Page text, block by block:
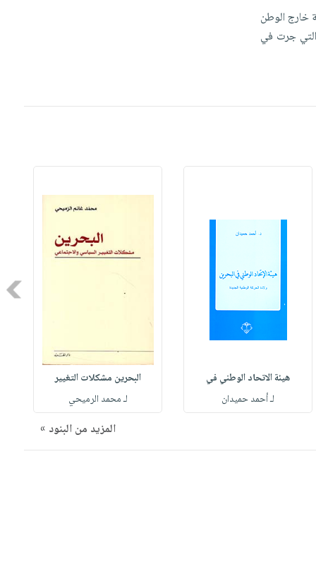
الغربة خارج الوطن
التي جرت في
هيئة الاتحاد الوطني في
لـ أحمد حميدان
البحرين مشكلات التغيير
لـ محمد الرميحي
المزيد من البنود »